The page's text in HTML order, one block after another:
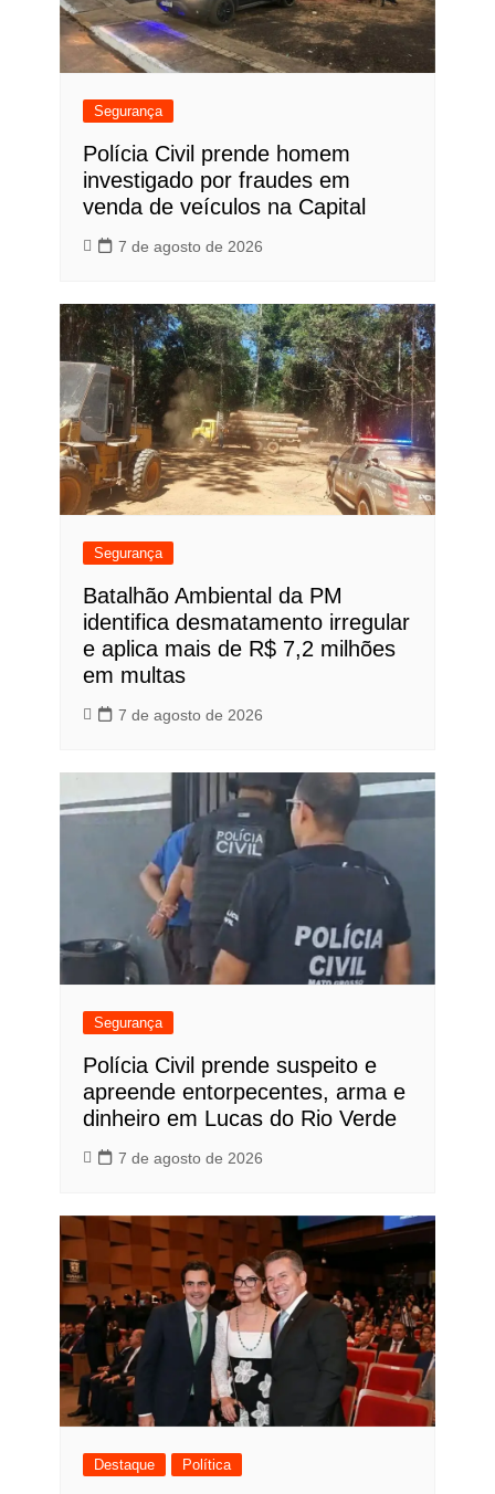
Segurança
Polícia Civil prende homem
investigado por fraudes em
venda de veículos na Capital
7 de agosto de 2026
Segurança
Batalhão Ambiental da PM
identifica desmatamento irregular
e aplica mais de R$ 7,2 milhões
em multas
7 de agosto de 2026
Segurança
Polícia Civil prende suspeito e
apreende entorpecentes, arma e
dinheiro em Lucas do Rio Verde
7 de agosto de 2026
Destaque Política